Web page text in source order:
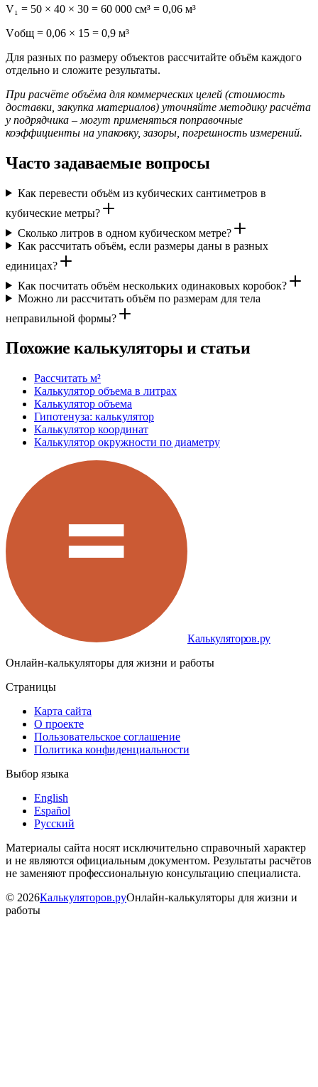
V₁ = 50 × 40 × 30 = 60 000 см³ = 0,06 м³
Vобщ = 0,06 × 15 = 0,9 м³
Для разных по размеру объектов рассчитайте объём каждого
отдельно и сложите результаты.
При расчёте объёма для коммерческих целей (стоимость
доставки, закупка материалов) уточняйте методику расчёта
у подрядчика – могут применяться поправочные
коэффициенты на упаковку, зазоры, погрешность измерений.
Часто задаваемые вопросы
Как перевести объём из кубических сантиметров в
кубические метры?
Сколько литров в одном кубическом метре?
Как рассчитать объём, если размеры даны в разных
единицах?
Как посчитать объём нескольких одинаковых коробок?
Можно ли рассчитать объём по размерам для тела
неправильной формы?
Похожие калькуляторы и статьи
Рассчитать м²
Калькулятор объема в литрах
Калькулятор объема
Гипотенуза: калькулятор
Калькулятор координат
Калькулятор окружности по диаметру
Калькуляторов.ру
Онлайн-калькуляторы для жизни и работы
Страницы
Карта сайта
О проекте
Пользовательское соглашение
Политика конфиденциальности
Выбор языка
English
Español
Русский
Материалы сайта носят исключительно справочный характер
и не являются официальным документом. Результаты расчётов
не заменяют профессиональную консультацию специалиста.
© 2026Калькуляторов.руОнлайн-калькуляторы для жизни и
работы